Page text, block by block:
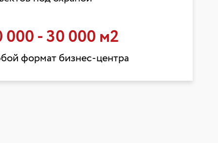
000 - 30 000 м2
формат бизнес-центра